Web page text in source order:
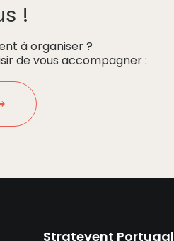
!
à organiser ?
de vous accompagner :
Stratevent Portugal